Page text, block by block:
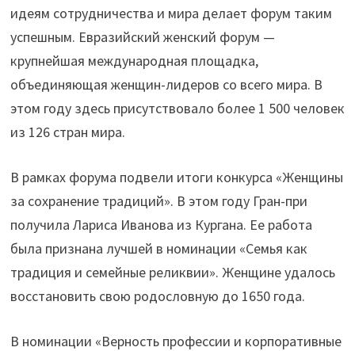
идеям сотрудничества и мира делает форум таким
успешным. Евразийский женский форум —
крупнейшая международная площадка,
объединяющая женщин-лидеров со всего мира. В
этом году здесь присутствовало более 1 500 человек
из 126 стран мира.
В рамках форума подвели итоги конкурса «Женщины
за сохранение традиций». В этом году Гран-при
получила Лариса Иванова из Кургана. Ее работа
была признана лучшей в номинации «Семья как
традиция и семейные реликвии». Женщине удалось
восстановить свою родословную до 1650 года.
В номинации «Верность профессии и корпоративные